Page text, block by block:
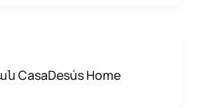
CasaDesús Home